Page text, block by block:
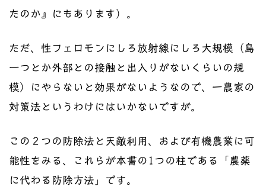
たのか』にもあります）。
ただ、性フェロモンにしろ放射線にしろ大規模（島
一つとか外部との接触と出入りがないくらいの規
模）にやらないと効果がないようなので、一農家の
対策法というわけにはいかないですが。
この２つの防除法と天敵利用、および有機農業に可
能性をみる、これらが本書の1つの柱である「農薬
に代わる防除方法」です。